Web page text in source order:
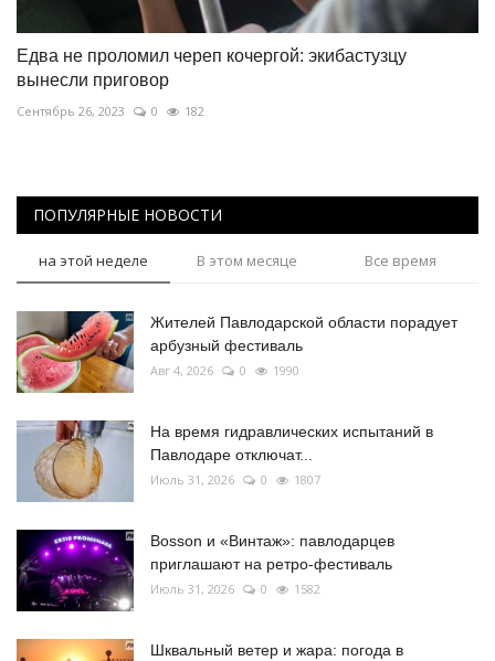
Едва не проломил череп кочергой: экибастузцу
вынесли приговор
Сентябрь 26, 2023 0 182
ПОПУЛЯРНЫЕ НОВОСТИ
на этой неделе В этом месяце Все время
Жителей Павлодарской области порадует
арбузный фестиваль
Авг 4, 2026 0 1990
На время гидравлических испытаний в
Павлодаре отключат...
Июль 31, 2026 0 1807
Bosson и «Винтаж»: павлодарцев
приглашают на ретро-фестиваль
Июль 31, 2026 0 1582
Шквальный ветер и жара: погода в